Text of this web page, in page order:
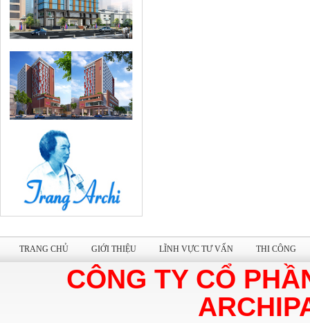
TRANG CHỦ GIỚI THIỆU LĨNH VỰC TƯ VẤN THI CÔNG
CÔNG TY CỔ